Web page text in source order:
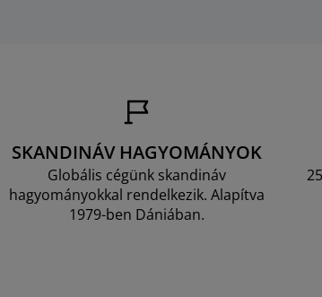
SKANDINÁV HAGYOMÁNYOK
Globális cégünk skandináv
hagyományokkal rendelkezik. Alapítva
1979-ben Dániában.